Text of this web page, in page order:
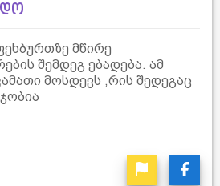
მწირე
შემდეგ ებადება. ამ
მოსდევს ,რის შედეგაც